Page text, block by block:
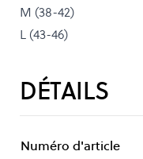
M (38-42)
L (43-46)
DÉTAILS
Numéro d'article